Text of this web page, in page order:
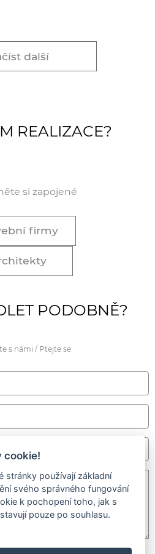
další
REALIZACE?
si zapojené
firmy
PODOBNĚ?
s námi / Ptejte se
cookie!
stránky používají základní
svého správného fungování
k pochopení toho, jak s
pouze po souhlasu.